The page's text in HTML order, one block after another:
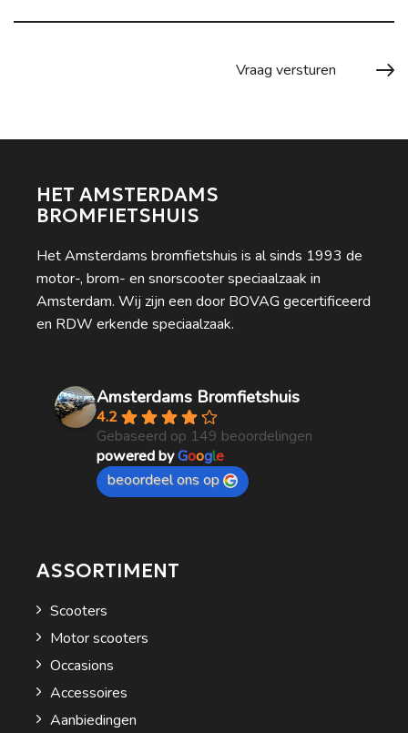
HET AMSTERDAMS
BROMFIETSHUIS
Het Amsterdams bromfietshuis is al sinds 1993 de
motor-, brom- en snorscooter speciaalzaak in
Amsterdam. Wij zijn een door BOVAG gecertificeerd
en RDW erkende speciaalzaak.
Amsterdams Bromfietshuis
4.2
Gebaseerd op 149 beoordelingen
powered byGoogle
beoordeel ons op
ASSORTIMENT
Scooters
Motor scooters
Occasions
Accessoires
Aanbiedingen